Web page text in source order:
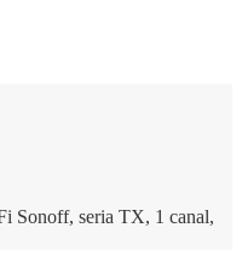
Sonoff, seria TX, 1 canal,